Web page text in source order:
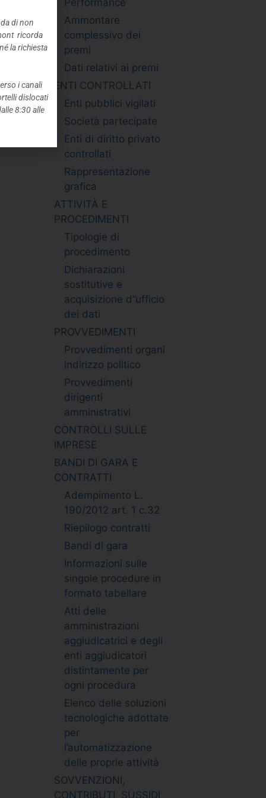
Ammontare
complessivo dei
premi
Dati relativi ai premi
ENTI CONTROLLATI
Enti pubblici vigilati
Società partecipate
Enti di diritto privato
controllati
Rappresentazione
grafica
ATTIVITÀ E
PROCEDIMENTI
Tipologie di
procedimento
Dichiarazioni
sostitutive e
acquisizione d”ufficio
dei dati
PROVVEDIMENTI
Provvedimenti organi
indirizzo politico
Provvedimenti
dirigenti
amministrativi
CONTROLLI SULLE
IMPRESE
BANDI DI GARA E
CONTRATTI
Adempimento L.
190/2012 art. 1 c.32
Riepilogo contratti
Bandi di gara
Informazioni sulle
singole procedure in
formato tabellare
Atti delle
amministrazioni
aggiudicatrici e degli
enti aggiudicatori
distintamente per
ogni procedura
Elenco delle soluzioni
tecnologiche adottate
per
l’automatizzazione
delle proprie attività
SOVVENZIONI,
CONTRIBUTI, SUSSIDI,
di non
ricorda
la richiesta
i canali
dislocati
8:30 alle